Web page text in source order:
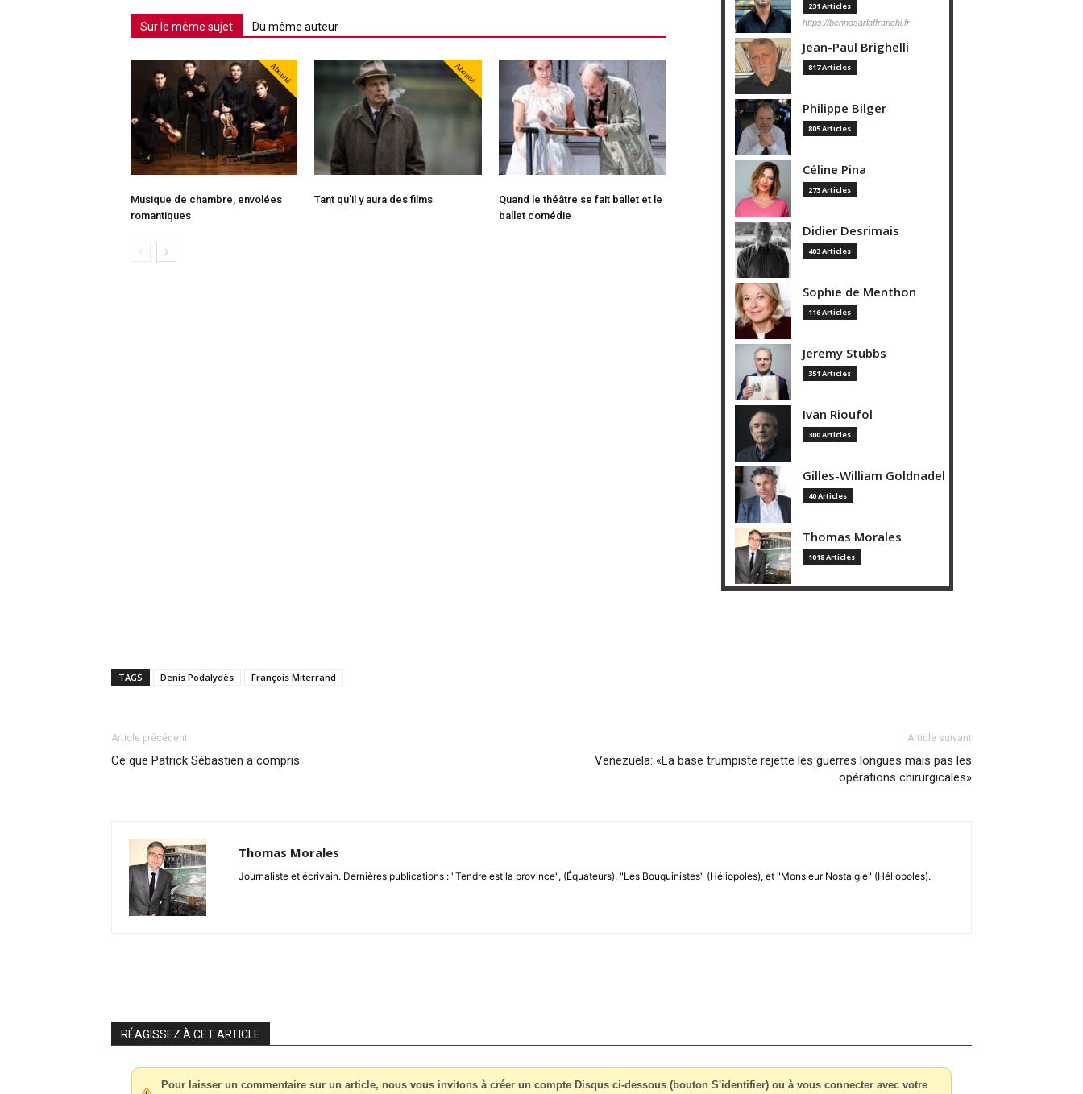
Sur le même sujet Du même auteur
Abonné
Musique de chambre, envolées
romantiques
Abonné
Tant qu’il y aura des films
Quand le théâtre se fait ballet et le
ballet comédie
231 Articles
https://bennasarlaffranchi.fr
Jean-Paul Brighelli
817 Articles
Philippe Bilger
805 Articles
Céline Pina
273 Articles
Didier Desrimais
403 Articles
Sophie de Menthon
116 Articles
Jeremy Stubbs
351 Articles
Ivan Rioufol
300 Articles
Gilles-William Goldnadel
40 Articles
Thomas Morales
1018 Articles
TAGS Denis Podalydès François Miterrand
Article précédent
Ce que Patrick Sébastien a compris
Article suivant
Venezuela: «La base trumpiste rejette les guerres longues mais pas les
opérations chirurgicales»
Thomas Morales
Journaliste et écrivain. Dernières publications : "Tendre est la province", (Équateurs), "Les Bouquinistes" (Héliopoles), et "Monsieur Nostalgie" (Héliopoles).
RÉAGISSEZ À CET ARTICLE
Pour laisser un commentaire sur un article, nous vous invitons à créer un compte Disqus ci-dessous (bouton S'identifier) ou à vous connecter avec votre